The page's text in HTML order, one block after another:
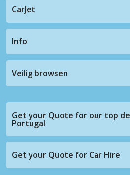
CarJet
Info
Veilig browsen
Get your Quote for our top
Portugal
Get your Quote for Car Hire